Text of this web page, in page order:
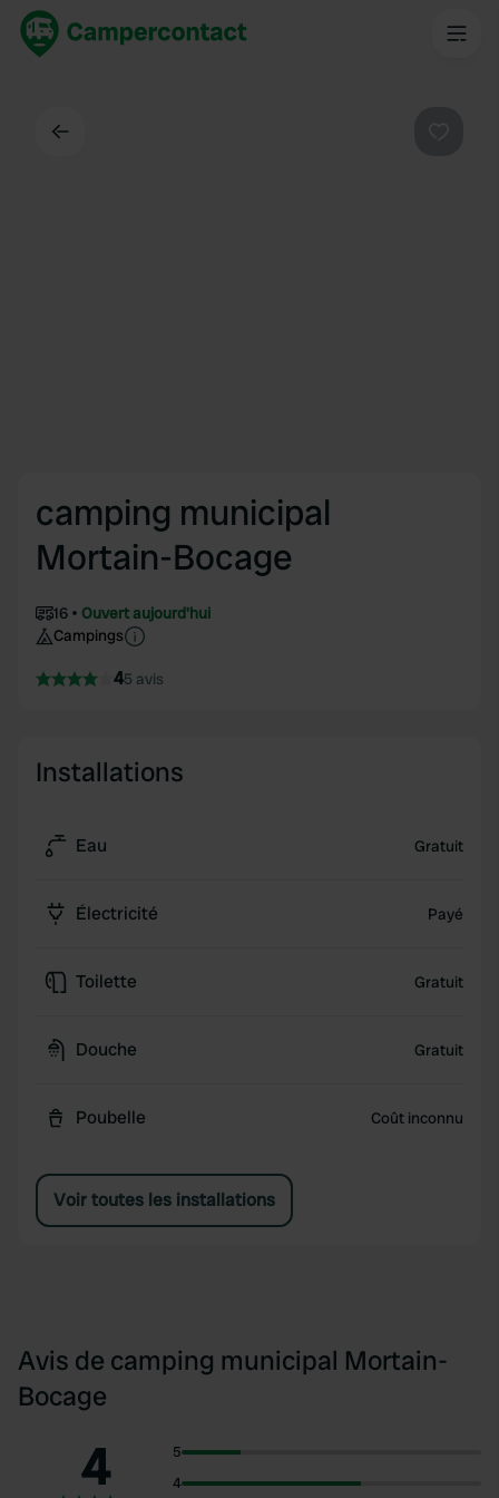
camping municipal
Mortain-Bocage
16
Ouvert aujourd'hui
Campings
45 avis
Installations
Eau Gratuit
Électricité Payé
Toilette Gratuit
Douche Gratuit
Poubelle Coût inconnu
Voir toutes les installations
Avis de camping municipal Mortain-
Bocage
4
5
4